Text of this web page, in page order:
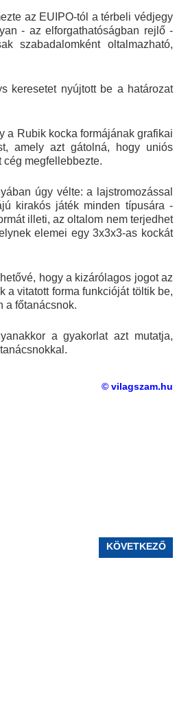
az EUIPO-tól a térbeli védjegy
- az elforgathatóságban rejlő -
szabadalomként oltalmazható,
keresetet nyújtott be a határozat
a Rubik kocka formájának grafikai
amely azt gátolná, hogy uniós
cég megfellebbezte.
úgy vélte: a lajstromozással
kirakós játék minden típusára -
illeti, az oltalom nem terjedhet
elemei egy 3x3x3-as kockát
hogy a kizárólagos jogot az
a vitatott forma funkcióját töltik be,
a főtanácsnok.
a gyakorlat azt mutatja,
© vilagszam.hu
KÖVETKEZŐ